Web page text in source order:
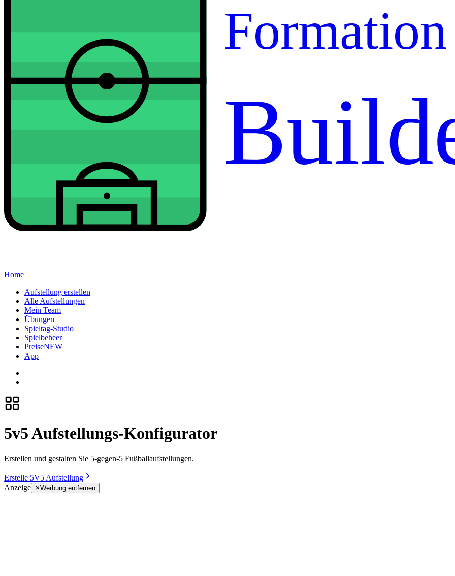
Formation
Home
Aufstellung erstellen
Alle Aufstellungen
Mein Team
Übungen
Spieltag-Studio
Spielbeheer
PreiseNEW
App
5v5 Aufstellungs-Konfigurator
Erstellen und gestalten Sie 5-gegen-5 Fußballaufstellungen.
Erstelle 5V5 Aufstellung
Anzeige
Werbung entfernen